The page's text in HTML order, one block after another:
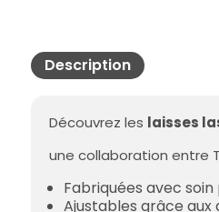
Description
Découvrez les laisses
une collaboration entre
Fabriquées avec
Ajustables grâce